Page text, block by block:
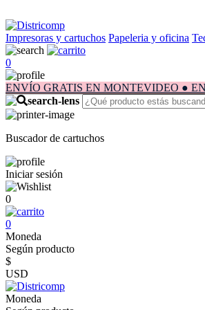
Impresoras y cartuchos Papeleria y oficina
0
ENVÍO GRATIS EN MONTEVIDEO ● EN
Buscador de cartuchos
Iniciar sesión
0
0
Moneda
Según producto
$
USD
Moneda